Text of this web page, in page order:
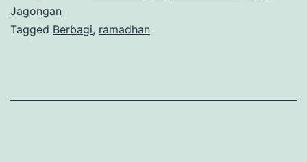
Jagongan
Tagged Berbagi, ramadhan